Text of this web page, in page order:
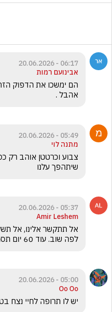
06:17 - 20.06.2026
אבינועם רמות
אהבל .
05:49 - 20.06.2026
מתנה לוי
שיתהפך עלנו
05:37 - 20.06.2026
Amir Leshem
לפה שוב. עוד 60 יום תסתדר לבד עם המפלצות האלה.
05:00 - 20.06.2026
Oo Oo
יש לו תרופה לחיי נצח